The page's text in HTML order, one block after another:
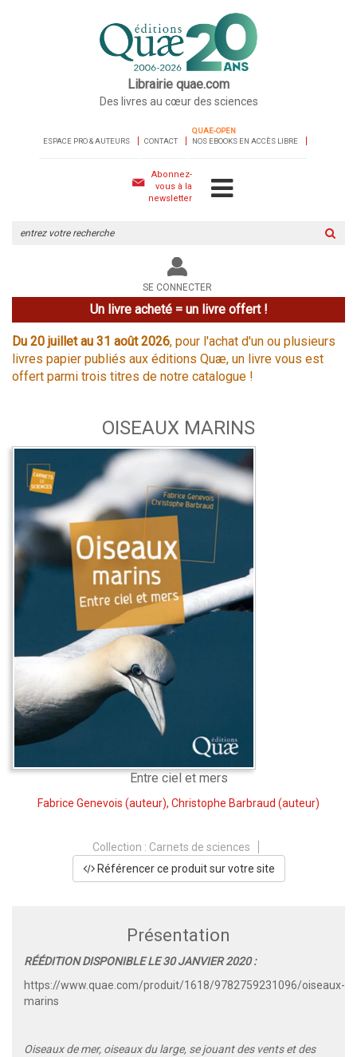
Librairie quae.com
Des livres au cœur des sciences
ESPACE PRO & AUTEURS CONTACT
QUAE-OPEN
NOS EBOOKS EN ACCÈS LIBRE
Abonnez-
vous à la
newsletter
le
site
SE CONNECTER
Un livre acheté = un livre offert !
Du 20 juillet au 31 août 2026, pour l'achat d'un ou plusieurs
livres papier publiés aux éditions Quæ, un livre vous est
offert parmi trois titres de notre catalogue !
OISEAUX MARINS
Entre ciel et mers
Fabrice Genevois (auteur), Christophe Barbraud (auteur)
Collection : Carnets de sciences
Référencer ce produit sur votre site
Présentation
RÉÉDITION DISPONIBLE LE 30 JANVIER 2020 :
https://www.quae.com/produit/1618/9782759231096/oiseaux-
marins
Oiseaux de mer, oiseaux du large, se jouant des vents et des